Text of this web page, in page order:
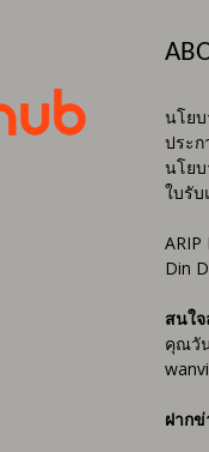
นโย
ประ
นโย
ใบรั
ARIP
Din
สนใ
คุณวั
ฝาก